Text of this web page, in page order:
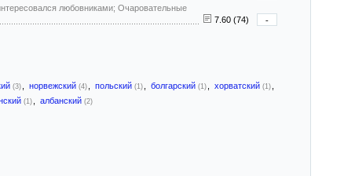
любовниками; Очаровательные
7.60 (74) -
(3) норвежский (4) польский (1) болгарский (1) хорватский (1)
(1) албанский (2)